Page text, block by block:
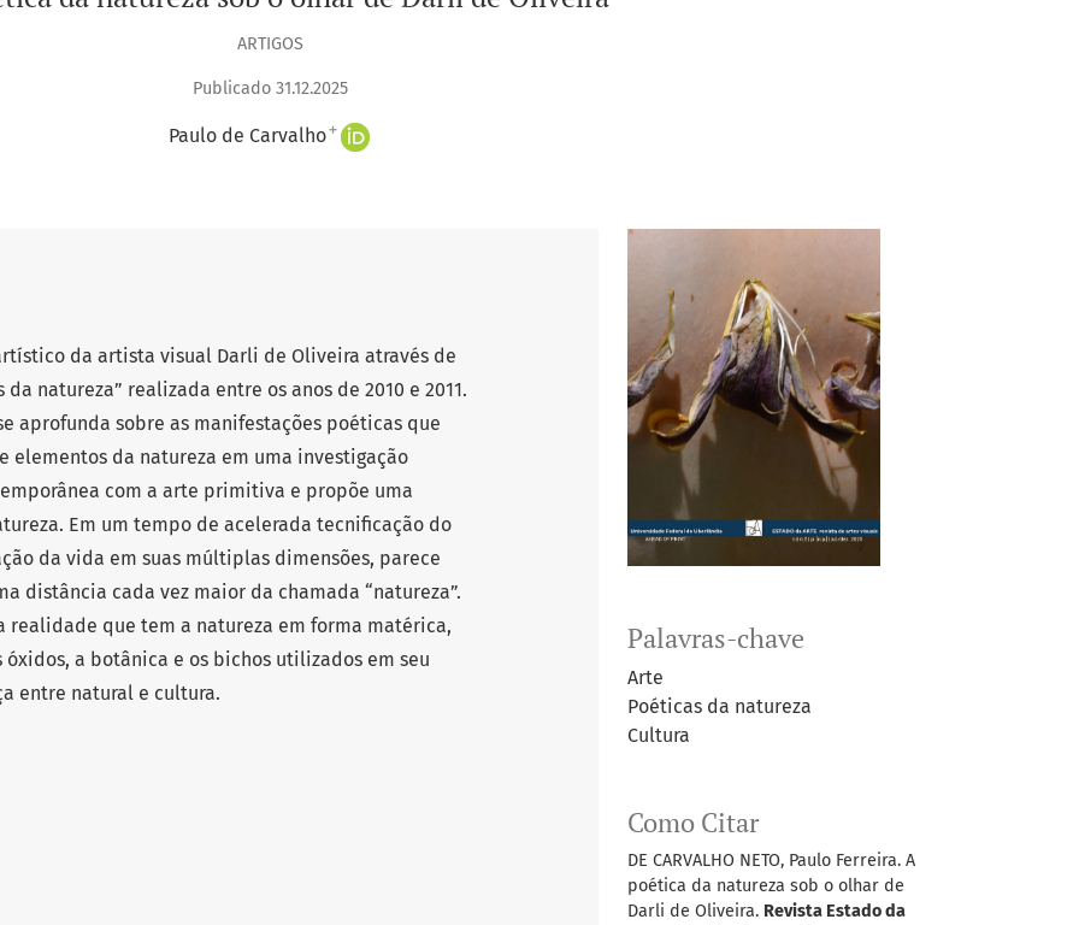
ARTIGOS
Publicado 31.12.2025
Paulo de Carvalho+
Palavras-chave
Arte
Poéticas da natureza
Cultura
Como Citar
DE CARVALHO NETO, Paulo Ferreira. A
poética da natureza sob o olhar de
Darli de Oliveira. Revista Estado da
da artista visual Darli de Oliveira através de
natureza” realizada entre os anos de 2010 e 2011.
aprofunda sobre as manifestações poéticas que
elementos da natureza em uma investigação
com a arte primitiva e propõe uma
Em um tempo de acelerada tecnificação do
da vida em suas múltiplas dimensões, parece
distância cada vez maior da chamada “natureza”.
realidade que tem a natureza em forma matérica,
a botânica e os bichos utilizados em seu
entre natural e cultura.